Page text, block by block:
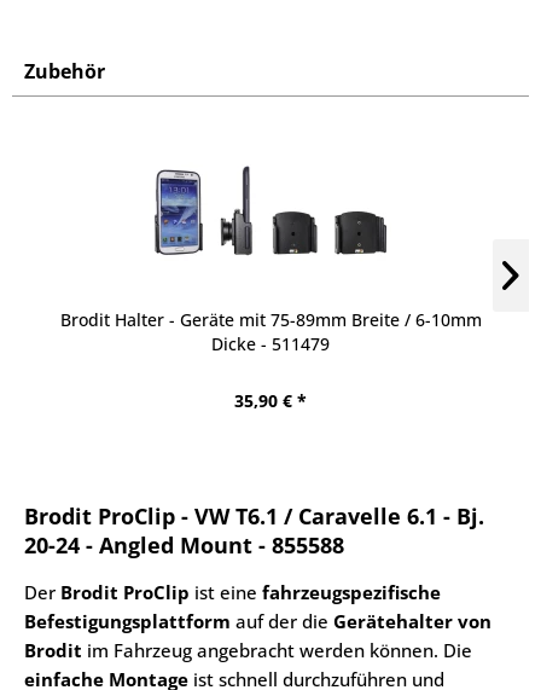
Zubehör
Brodit Halter - Geräte mit 75-89mm Breite / 6-10mm
Dicke - 511479
35,90 € *
Brodit ProClip - VW T6.1 / Caravelle 6.1 - Bj.
20-24 - Angled Mount - 855588
Der Brodit ProClip ist eine fahrzeugspezifische
Befestigungsplattform auf der die Gerätehalter von
Brodit im Fahrzeug angebracht werden können. Die
einfache Montage ist schnell durchzuführen und